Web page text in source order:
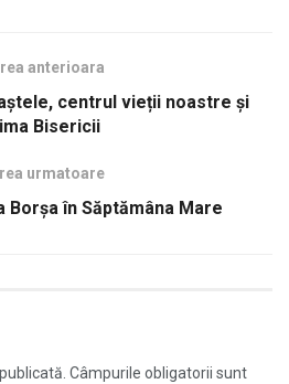
anterioara
centrul vieții noastre și
Bisericii
urmatoare
Borșa în Săptămâna Mare
Câmpurile obligatorii sunt